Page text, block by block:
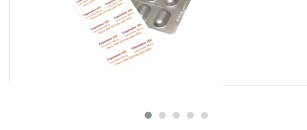
Capelodine 300 Herabiopharm 6 vỉ x 10 viên (Capecitabine)